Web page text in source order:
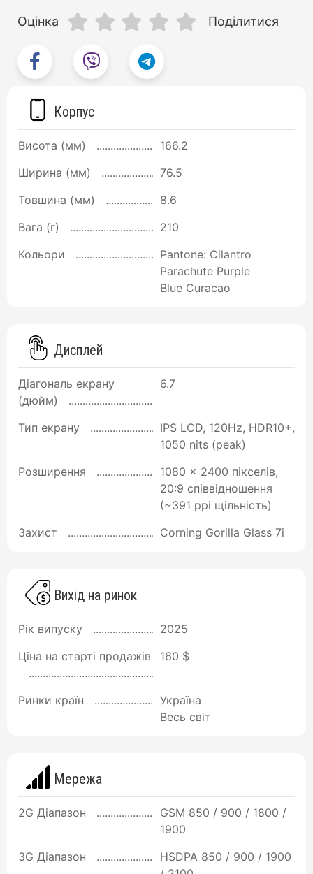
Оцінка Поділитися
Корпус
Висота (мм)
166.2
Ширина (мм)
76.5
Товшина (мм)
8.6
Вага (г)
210
Кольори
Pantone: Cilantro
Parachute Purple
Blue Curacao
Дисплей
Діагональ екрану
(дюйм)
6.7
Тип екрану
IPS LCD, 120Hz, HDR10+,
1050 nits (peak)
Розширення
1080 x 2400 пікселів,
20:9 співвідношення
(~391 ppi щільність)
Захист
Corning Gorilla Glass 7i
Вихід на ринок
Рік випуску
2025
Ціна на старті продажів
160 $
Ринки країн
Україна
Весь світ
Мережа
2G Діапазон
GSM 850 / 900 / 1800 /
1900
3G Діапазон
HSDPA 850 / 900 / 1900